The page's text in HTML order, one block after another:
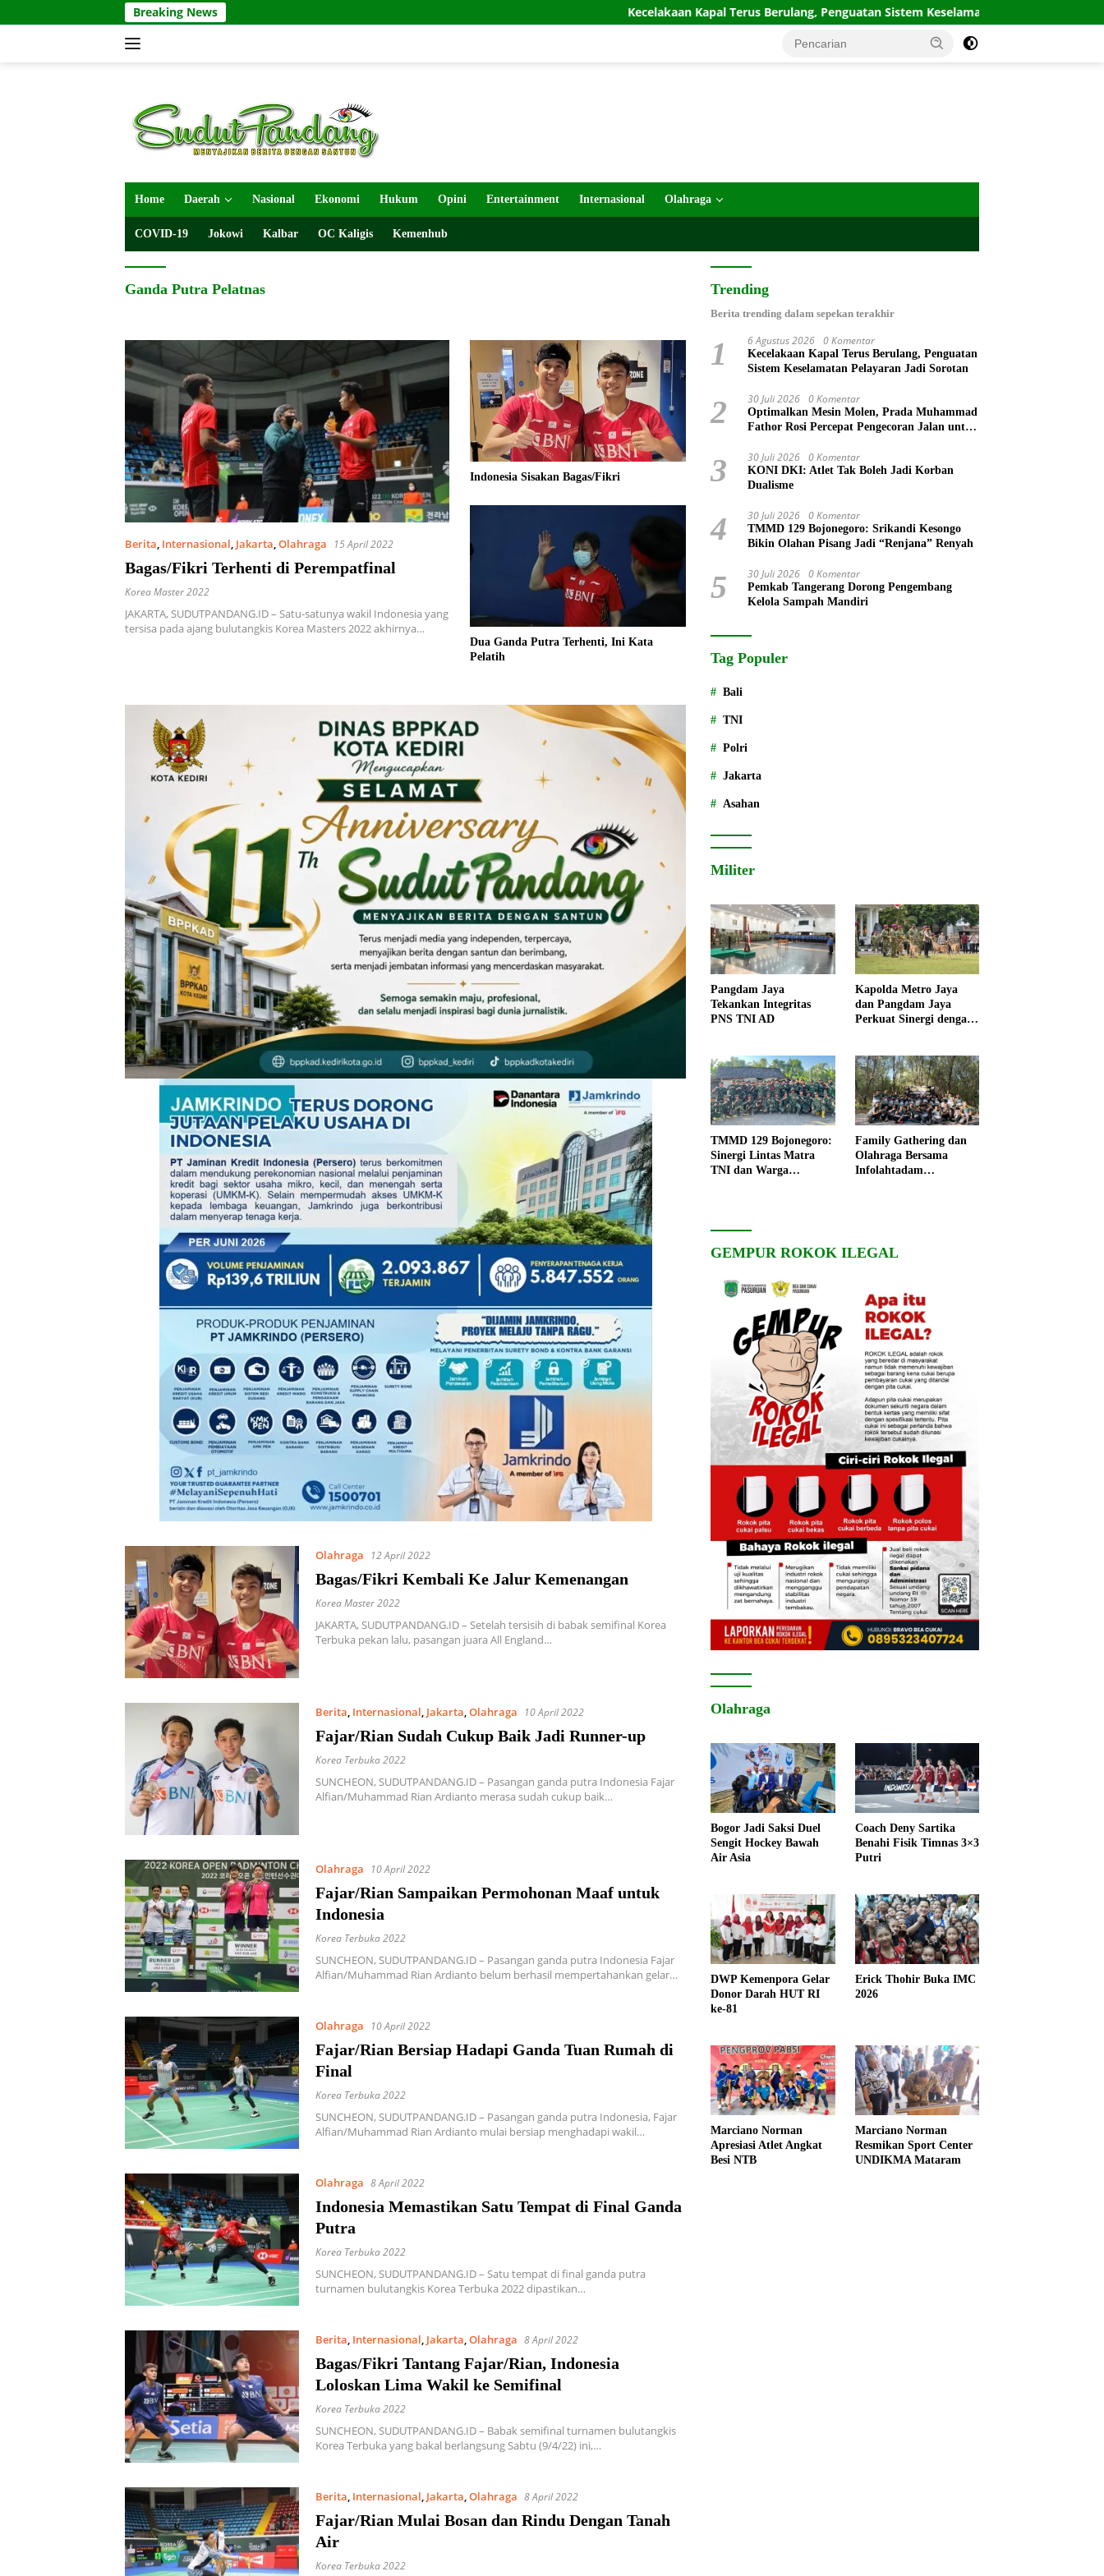
ke
Breaking News Kecelakaan Kapal Terus Berulang, Penguatan Sistem Keselamatan Pelayaran Jadi Sorotan
Home Daerah Nasional Ekonomi Hukum Opini Entertainment Internasional Olahraga
COVID-19 Jokowi Kalbar OC Kaligis Kemenhub
Ganda Putra Pelatnas
Berita, Internasional, Jakarta,Olahraga 15 April 2022
Bagas/Fikri Terhenti di Perempatfinal
Korea Master 2022
JAKARTA, SUDUTPANDANG.ID – Satu-satunya wakil Indonesia yang
tersisa pada ajang bulutangkis Korea Masters 2022 akhirnya…
Indonesia Sisakan Bagas/Fikri
Dua Ganda Putra Terhenti, Ini Kata
Pelatih
Olahraga 12 April 2022
Bagas/Fikri Kembali Ke Jalur Kemenangan
Korea Master 2022
JAKARTA, SUDUTPANDANG.ID – Setelah tersisih di babak semifinal Korea
Terbuka pekan lalu, pasangan juara All England…
Berita, Internasional, Jakarta,Olahraga 10 April 2022
Fajar/Rian Sudah Cukup Baik Jadi Runner-up
Korea Terbuka 2022
SUNCHEON, SUDUTPANDANG.ID – Pasangan ganda putra Indonesia Fajar
Alfian/Muhammad Rian Ardianto merasa sudah cukup baik…
Olahraga 10 April 2022
Fajar/Rian Sampaikan Permohonan Maaf untuk
Indonesia
Korea Terbuka 2022
SUNCHEON, SUDUTPANDANG.ID – Pasangan ganda putra Indonesia Fajar
Alfian/Muhammad Rian Ardianto belum berhasil mempertahankan gelar…
Olahraga 10 April 2022
Fajar/Rian Bersiap Hadapi Ganda Tuan Rumah di
Final
Korea Terbuka 2022
SUNCHEON, SUDUTPANDANG.ID – Pasangan ganda putra Indonesia, Fajar
Alfian/Muhammad Rian Ardianto mulai bersiap menghadapi wakil…
Olahraga 8 April 2022
Indonesia Memastikan Satu Tempat di Final Ganda
Putra
Korea Terbuka 2022
SUNCHEON, SUDUTPANDANG.ID – Satu tempat di final ganda putra
turnamen bulutangkis Korea Terbuka 2022 dipastikan…
Berita, Internasional, Jakarta,Olahraga 8 April 2022
Bagas/Fikri Tantang Fajar/Rian, Indonesia
Loloskan Lima Wakil ke Semifinal
Korea Terbuka 2022
SUNCHEON, SUDUTPANDANG.ID – Babak semifinal turnamen bulutangkis
Korea Terbuka yang bakal berlangsung Sabtu (9/4/22) ini,…
Berita, Internasional, Jakarta,Olahraga 8 April 2022
Fajar/Rian Mulai Bosan dan Rindu Dengan Tanah
Air
Korea Terbuka 2022
Trending
Berita trending dalam sepekan terakhir
1 6 Agustus 2026 0 Komentar
Kecelakaan Kapal Terus Berulang, Penguatan
Sistem Keselamatan Pelayaran Jadi Sorotan
2 30 Juli 2026 0 Komentar
Optimalkan Mesin Molen, Prada Muhammad
Fathor Rosi Percepat Pengecoran Jalan untuk
3 30 Juli 2026 0 Komentar
KONI DKI: Atlet Tak Boleh Jadi Korban
Dualisme
4 30 Juli 2026 0 Komentar
TMMD 129 Bojonegoro: Srikandi Kesongo
Bikin Olahan Pisang Jadi “Renjana” Renyah
5 30 Juli 2026 0 Komentar
Pemkab Tangerang Dorong Pengembang
Kelola Sampah Mandiri
Tag Populer
Bali
TNI
Polri
Jakarta
Asahan
Militer
Pangdam Jaya
Tekankan Integritas
PNS TNI AD
Kapolda Metro Jaya
dan Pangdam Jaya
Perkuat Sinergi dengan
TMMD 129 Bojonegoro:
Sinergi Lintas Matra
TNI dan Warga
Family Gathering dan
Olahraga Bersama
Infolahtadam
GEMPUR ROKOK ILEGAL
Olahraga
Bogor Jadi Saksi Duel
Sengit Hockey Bawah
Air Asia
Coach Deny Sartika
Benahi Fisik Timnas 3×3
Putri
DWP Kemenpora Gelar
Donor Darah HUT RI
ke-81
Erick Thohir Buka IMC
2026
Marciano Norman
Apresiasi Atlet Angkat
Besi NTB
Marciano Norman
Resmikan Sport Center
UNDIKMA Mataram